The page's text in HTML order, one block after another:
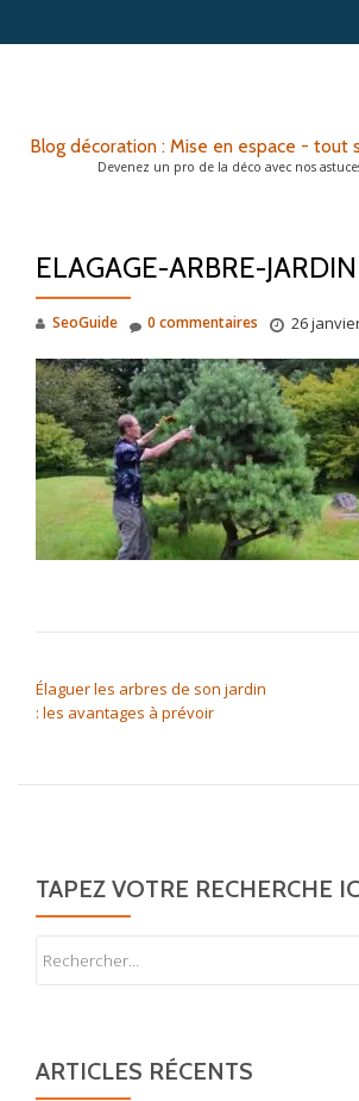
Blog décoration : Mise en espace - tout
Devenez un pro de la déco avec nos
ELAGAGE-ARBRE-JARDIN
SeoGuide 26
0 commentaires
Élaguer les arbres de son jardin
: les avantages à prévoir
TAPEZ VOTRE RECHERCHE
ARTICLES RÉCENTS